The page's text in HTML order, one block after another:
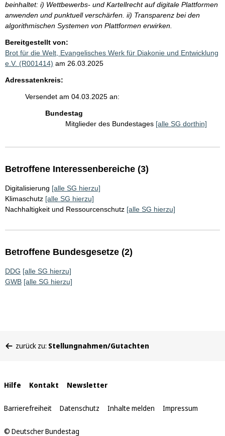
beinhaltet: i) Wettbewerbs- und Kartellrecht auf digitale Plattformen
anwenden und punktuell verschärfen. ii) Transparenz bei den
algorithmischen Systemen von Plattformen erwirken.
Bereitgestellt von:
Brot für die Welt, Evangelisches Werk für Diakonie und Entwicklung
e.V. (R001414) am 26.03.2025
Adressatenkreis:
Versendet am 04.03.2025 an:
Bundestag
Mitglieder des Bundestages [alle SG dorthin]
Betroffene Interessenbereiche (3)
Digitalisierung [alle SG hierzu]
Klimaschutz [alle SG hierzu]
Nachhaltigkeit und Ressourcenschutz [alle SG hierzu]
Betroffene Bundesgesetze (2)
DDG [alle SG hierzu]
GWB [alle SG hierzu]
befinden
zurück zu: Stellungnahmen/Gutachten
Interne
Links
Hilfe Kontakt Newsletter
Barrierefreiheit Datenschutz Inhalte melden Impressum
© Deutscher Bundestag